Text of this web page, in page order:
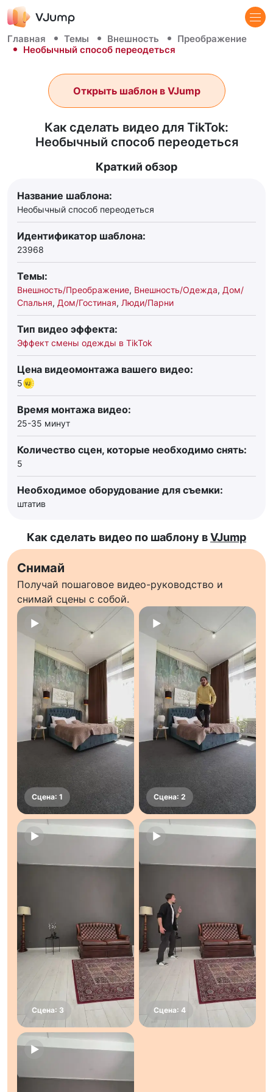
Главная Темы Внешность
Преображение
Необычный способ переодеться
Как сделать видео для TikTok:
Необычный способ переодеться
Открыть шаблон в VJump
Краткий обзор
Название шаблона:
Необычный способ переодеться
Идентификатор шаблона:
23968
Темы:
Внешность/Преображение, Внешность/Одежда, Дом/
Спальня, Дом/Гостиная, Люди/Парни
Тип видео эффекта:
Эффект смены одежды в TikTok
Цена видеомонтажа вашего видео:
5
Время монтажа видео:
25-35 минут
Количество сцен, которые необходимо снять:
5
Необходимое оборудование для съемки:
штатив
Как сделать видео по шаблону вVJump
Снимай
Получай пошаговое видео-руководство и
снимай сцены с собой.